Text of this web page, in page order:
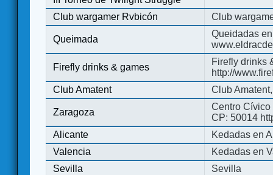
Club wargamer Rvbicón
Club
Queimada
Queidadas
Firefly drinks & games
Firefly drinks
http://
Club Amatent
Club
Zaragoza
Centro Cívico
CP: 50014
Alicante
Kedadas en
Valencia
Kedadas en
Sevilla
Sevilla